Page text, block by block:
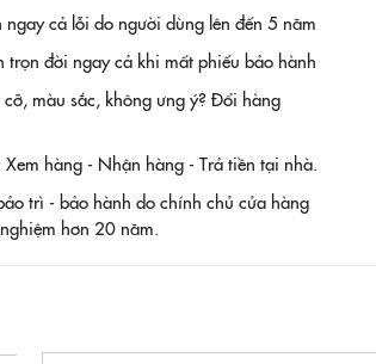
ngay cả lỗi do người dùng lên đến 5 năm
trọn đời ngay cả khi mất phiếu bảo hành
màu sắc, không ưng ý? Đổi hàng
hàng - Nhận hàng - Trả tiền tại nhà.
trì - bảo hành do chính chủ cửa hàng
hơn 20 năm.